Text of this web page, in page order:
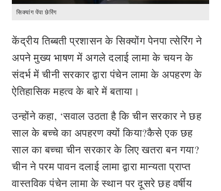
सिक्यांग पेंपा छेरिंग
केंद्रीय तिब्बती प्रशासन के सिक्योंग पेनपा त्सेरिंग ने
अपने मुख्य भाषण में अगले दलाई लामा के चयन के
संदर्भ में चीनी सरकार द्वारा पंचेन लामा के अपहरण के
ऐतिहासिक महत्व के बारे में बताया।
उन्होंने कहा, ‘सवाल उठता है कि चीन सरकार ने छह
साल के बच्चे का अपहरण क्यों किया?कैसे एक छह
साल का बच्चा चीन सरकार के लिए खतरा बन गया?
चीन ने परम पावन दलाई लामा द्वारा मान्यता प्राप्त
वास्तविक पंचेन लामा के स्थान पर दूसरे छह वर्षीय